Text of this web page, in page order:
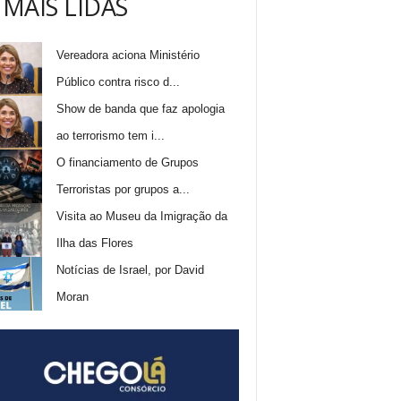
LIDAS
Vereadora aciona Ministério
Público contra risco d...
Show de banda que faz apologia
ao terrorismo tem i...
O financiamento de Grupos
Terroristas por grupos a...
Visita ao Museu da Imigração da
Ilha das Flores
Notícias de Israel, por David
Moran